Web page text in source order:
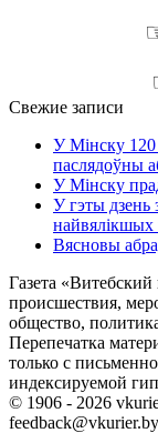
Свежие записи
У Мінску
паслядоўны
У Мінску
У гэты дзень
найвялікшых
Вясновы
Газета
происшествия,
общество,
Перепечатка
только с
индексируемой
© 1906 - 2026
feedback@vkurier.by